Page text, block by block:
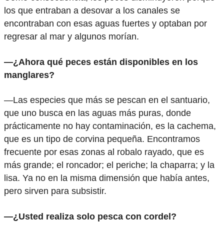
los que entraban a desovar a los canales se
encontraban con esas aguas fuertes y optaban por
regresar al mar y algunos morían.
—¿Ahora qué peces están disponibles en los
manglares?
—Las especies que más se pescan en el santuario,
que uno busca en las aguas más puras, donde
prácticamente no hay contaminación, es la cachema,
que es un tipo de corvina pequeña. Encontramos
frecuente por esas zonas al robalo rayado, que es
más grande; el roncador; el periche; la chaparra; y la
lisa. Ya no en la misma dimensión que había antes,
pero sirven para subsistir.
—¿Usted realiza solo pesca con cordel?